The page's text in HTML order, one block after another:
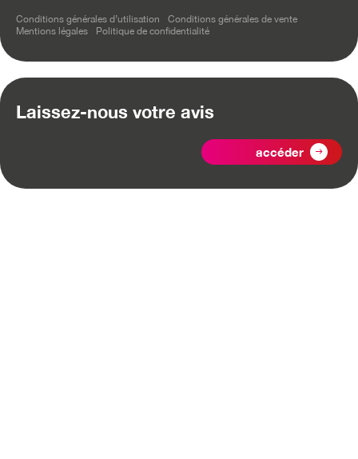
Conditions générales d’utilisation
Conditions générales de vente
Mentions légales
Politique de confidentialité
Laissez-nous votre avis
accéder